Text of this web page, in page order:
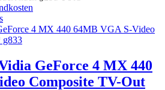
GeForce 4 MX 440
Composite TV-Out